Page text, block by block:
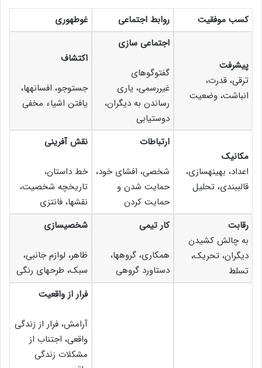
کسب موفقیت روابط اجتماعی غوطه­وری
پیشرفت
ترقی، قدرت،
انباشت، وضعیت
اجتماعی سازی
گفت­وگوهای
غیررسمی، یاری
رساندن به دیگران،
دوست­یابی
اکتشاف
جست­وجو، افسانه­ها،
یافتن اشیاء مخفی
مکانیک
اعداد، بهینه­سازی،
قالب­بندی، تحلیل
ارتباطات
شخصی، افشای خود،
حمایت شدن و
حمایت کردن
نقش آفرینی
خط داستان،
تاریخچه شخصیت،
نقش­ها، فانتزی
رقابت
به چالش کشیدن
دیگران، تحریک،
تسلط
کار تیمی
همکاری، گروه­ها،
دستاورد گروهی
شخصی­سازی
ظاهر، لوازم جانبی،
سبک، طرح­های رنگی
فرار از واقعیت
آرامش، فرار از زندگی
واقعی، اجتناب از
مشکلات زندگی